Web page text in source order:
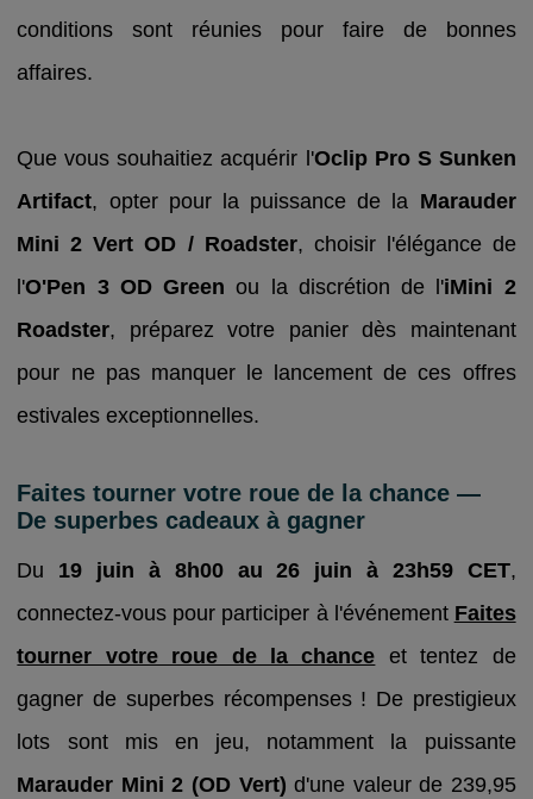
conditions sont réunies pour faire de bonnes
affaires.
Que vous souhaitiez acquérir l'Oclip Pro S Sunken
Artifact, opter pour la puissance de la Marauder
Mini 2 Vert OD / Roadster, choisir l'élégance de
l'O'Pen 3 OD Green ou la discrétion de l'iMini 2
Roadster, préparez votre panier dès maintenant
pour ne pas manquer le lancement de ces offres
estivales exceptionnelles.
Faites tourner votre roue de la chance —
De superbes cadeaux à gagner
Du 19 juin à 8h00 au 26 juin à 23h59 CET,
connectez-vous pour participer à l'événement Faites
tourner votre roue de la chance et tentez de
gagner de superbes récompenses ! De prestigieux
lots sont mis en jeu, notamment la puissante
Marauder Mini 2 (OD Vert) d'une valeur de 239,95